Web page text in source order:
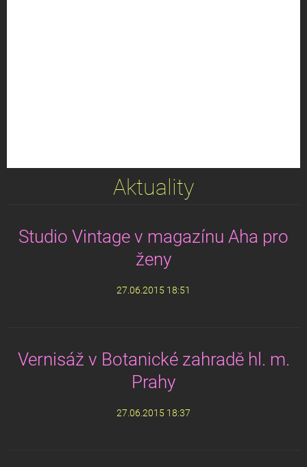
Aktuality
Studio Vintage v magazínu Aha pro
ženy
27.06.2015 18:51
Vernisáž v Botanické zahradě hl. m.
Prahy
27.06.2015 18:37